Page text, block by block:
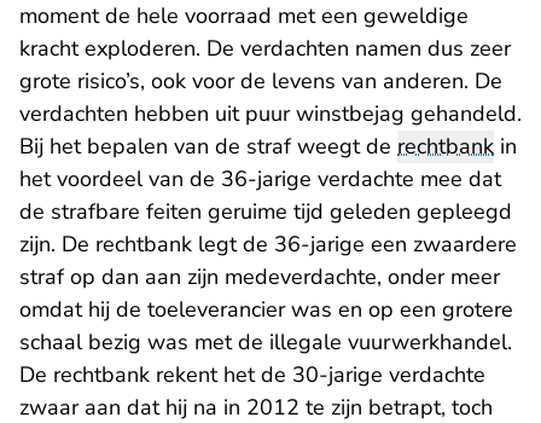
moment de hele voorraad met een geweldige
kracht exploderen. De verdachten namen dus zeer
grote risico’s, ook voor de levens van anderen. De
verdachten hebben uit puur winstbejag gehandeld.
Bij het bepalen van de straf weegt de rechtbank in
het voordeel van de 36-jarige verdachte mee dat
de strafbare feiten geruime tijd geleden gepleegd
zijn. De rechtbank legt de 36-jarige een zwaardere
straf op dan aan zijn medeverdachte, onder meer
omdat hij de toeleverancier was en op een grotere
schaal bezig was met de illegale vuurwerkhandel.
De rechtbank rekent het de 30-jarige verdachte
zwaar aan dat hij na in 2012 te zijn betrapt, toch